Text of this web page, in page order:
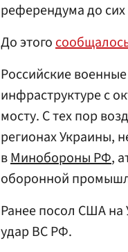
референдума до
До этого
Российские
инфраструктуре с
мосту. С тех пор
регионах Украины,
вМинобороны РФ,
оборонной
Ранее посол США на
удар ВС РФ.